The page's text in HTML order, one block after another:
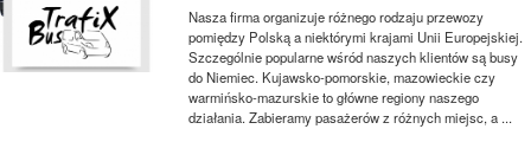
Nasza firma organizuje różnego rodzaju przewozy
pomiędzy Polską a niektórymi krajami Unii Europejskiej.
Szczególnie popularne wśród naszych klientów są busy
do Niemiec. Kujawsko-pomorskie, mazowieckie czy
warmińsko-mazurskie to główne regiony naszego
działania. Zabieramy pasażerów z różnych miejsc, a ...